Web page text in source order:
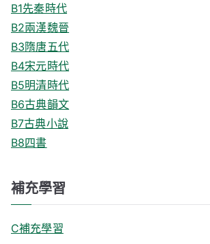
B1先秦時代
B2兩漢魏晉
B3隋唐五代
B4宋元時代
B5明清時代
B6古典韻文
B7古典小說
B8四書
補充學習
C補充學習